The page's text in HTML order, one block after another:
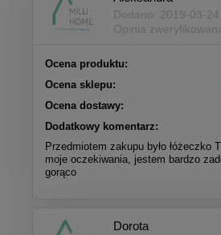
Dodano: 2019-03-24
Opinia
Ocena produktu:
Ocena sklepu:
Ocena dostawy:
Dodatkowy komentarz:
Przedmiotem zakupu było łóżeczko
moje oczekiwania, jestem bardzo
gorąco
Dorota